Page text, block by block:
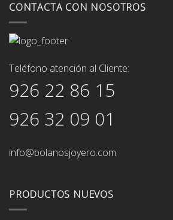
CONTACTA CON NOSOTROS
Teléfono atención al Cliente:
926 22 86 15
926 32 09 01
info@bolanosjoyero.com
PRODUCTOS NUEVOS